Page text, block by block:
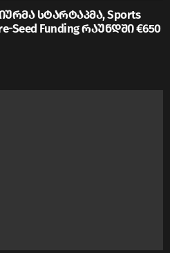
სტარტაპმა, Sports
Seed Funding რაუნდში €650